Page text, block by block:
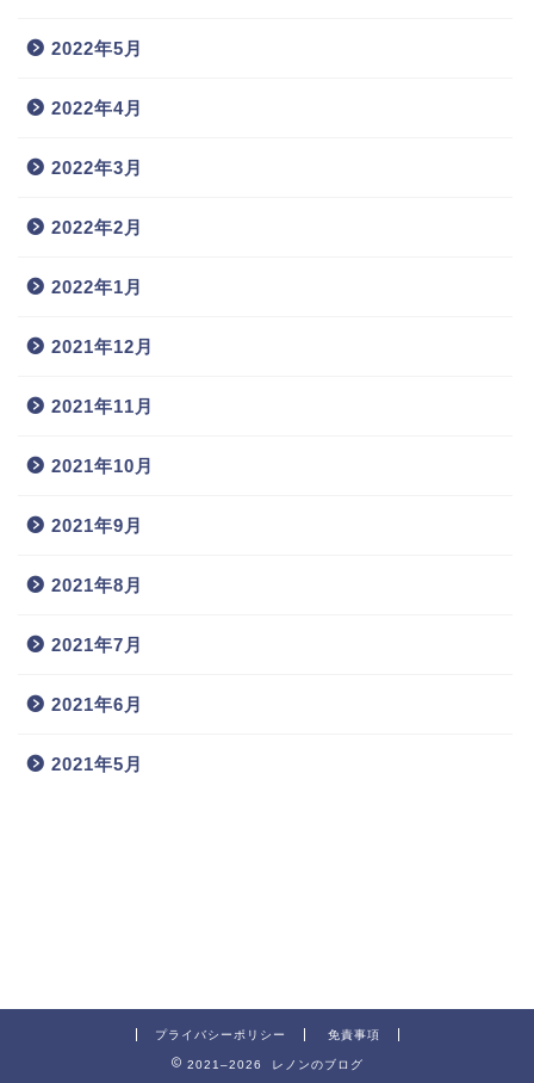
2022年5月
2022年4月
2022年3月
2022年2月
2022年1月
2021年12月
2021年11月
2021年10月
2021年9月
2021年8月
2021年7月
2021年6月
2021年5月
プライバシーポリシー 免責事項
2021–2026 レノンのブログ